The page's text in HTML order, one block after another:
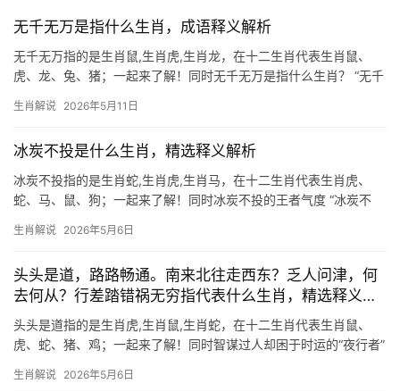
无千无万是指什么生肖，成语释义解析
无千无万指的是生肖鼠,生肖虎,生肖龙，在十二生肖代表生肖鼠、
虎、龙、兔、猪；一起来了解！同时无千无万是指什么生肖？ “无千
“千”为“禾”，“万”为“虫”，鼠窃粮毁物，故称“无千无万”，此说法源于
生肖解说 2026年5月11日
冰炭不投是什么生肖，精选释义解析
冰炭不投指的是生肖蛇,生肖虎,生肖马，在十二生肖代表生肖虎、
蛇、马、鼠、狗；一起来了解！同时冰炭不投的王者气度 “冰炭不
烈性情恰恰暗合此意，虎为百兽之王，天生带着“宁折不弯”的傲骨，
生肖解说 2026年5月6日
头头是道，路路畅通。南来北往走西东？乏人问津，何
去何从？行差踏错祸无穷指代表什么生肖，精选释义解
析
头头是道指的是生肖虎,生肖鼠,生肖蛇，在十二生肖代表生肖鼠、
虎、蛇、猪、鸡；一起来了解！同时智谋过人却困于时运的“夜行者”
开”，喻示其突破困境的能力，但2024甲辰年对生肖鼠而言吉凶参
生肖解说 2026年5月6日